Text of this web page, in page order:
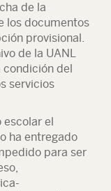
de la
los documentos
provisional.
de la UANL
condición del
servicios
escolar el
ha entregado
para ser